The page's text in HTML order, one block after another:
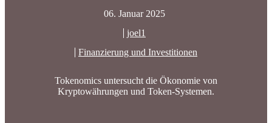
06. Januar 2025
joel1
Finanzierung und Investitionen
Tokenomics untersucht die Ökonomie von
Kryptowährungen und Token-Systemen.